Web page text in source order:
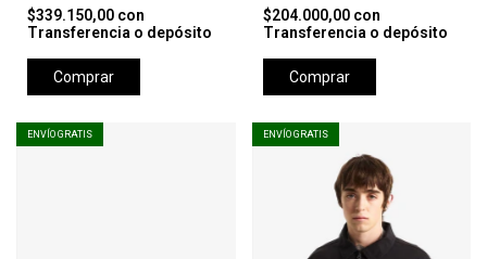
$339.150,00 con
Transferencia o depósito
Comprar
$204.000,00 con
Transferencia o depósito
Comprar
ENVÍO GRATIS ENVÍO GRATIS